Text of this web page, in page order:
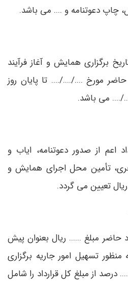
چاپ دعوتنامه و .... می باشد.
برگزاری همایش و آغاز فرآیند
حاضر مورخ ..../..../.... تا پایان روز
.... می باشد.
اعم از صدور دعوتنامه، ایاب و
تأمین محل اجرای همایش و
تعیین می گردد.
حاضر مبلغ ...... ریال بعنوان پیش
منظور تسهیل امور جاریه برگزاری
از مبلغ کل قرارداد را شامل